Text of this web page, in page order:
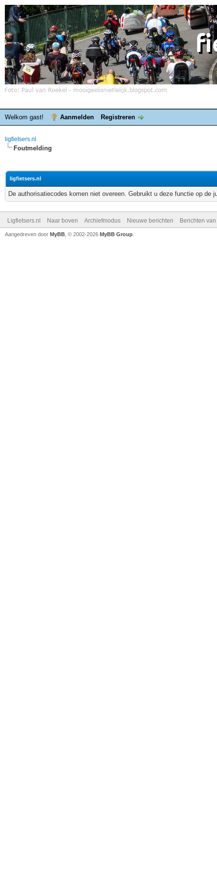
Welkom gast! Aanmelden Registreren
ligfietsers.nl
Foutmelding
ligfietsers.nl
De authorisatiecodes komen niet overeen. Gebruikt u deze functie op de
Ligfietsers.nl Naar boven Archiefmodus Nieuwe berichten Berichten
Aangedreven door MyBB , © 2002-2026 MyBB Group